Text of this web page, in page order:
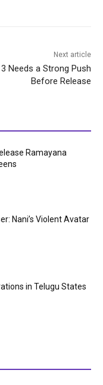
Next article
Needs a Strong Push
Before Release
Ramayana
Nani’s Violent Avatar
in Telugu States